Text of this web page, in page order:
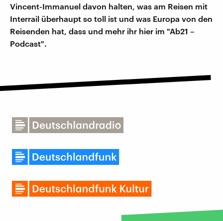
Vincent-Immanuel davon halten, was am Reisen mit
Interrail überhaupt so toll ist und was Europa von den
Reisenden hat, dass und mehr ihr hier im "Ab21 –
Podcast".